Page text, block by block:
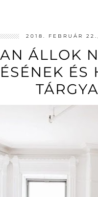
2018. FEBRUÁR
ÁLLOK
ÉS